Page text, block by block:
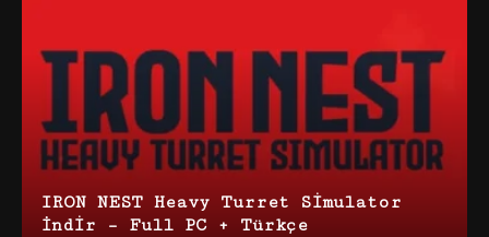
IRON NEST Heavy Turret Simulator
İndir – Full PC + Türkçe